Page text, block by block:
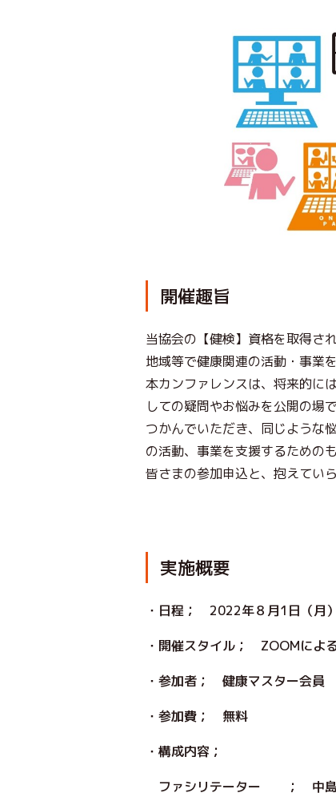
開催趣旨
当協会の【健検】資格を取得さ
地域等で健康関連の活動・事業
本カンファレンスは、将来的に
しての疑問やお悩みを公開の場
つかんでいただき、同じような
の活動、事業を支援するためのも
皆さまの参加申込と、抱えてい
実施概要
・日程； 2022年８月1日
・開催スタイル； ZOOMによ
・参加者； 健康マスタ
・参加費； 無料
・構成内容；
ファシリテーター ；